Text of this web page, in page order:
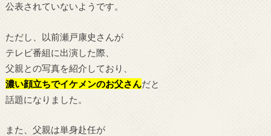
公表されていないようです。
ただし、以前瀬戸康史さんが
テレビ番組に出演した際、
父親との写真を紹介しており、
濃い顔立ちでイケメンのお父さんだと
話題になりました。
また、父親は単身赴任が